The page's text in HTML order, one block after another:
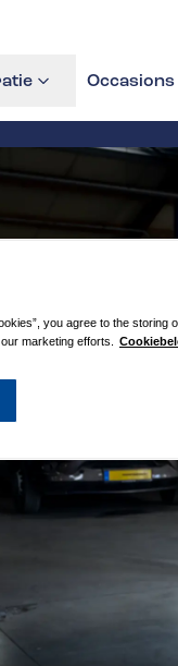
Occasions
you agree to the
marketing efforts.